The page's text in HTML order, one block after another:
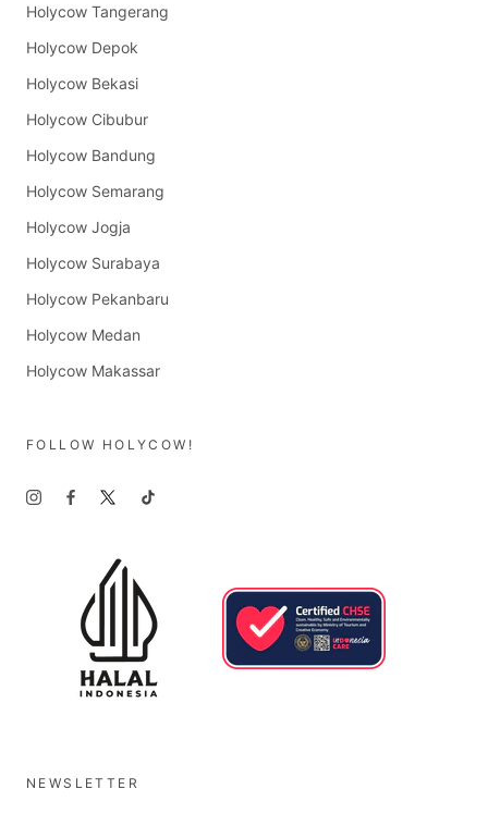
Holycow Tangerang
Holycow Depok
Holycow Bekasi
Holycow Cibubur
Holycow Bandung
Holycow Semarang
Holycow Jogja
Holycow Surabaya
Holycow Pekanbaru
Holycow Medan
Holycow Makassar
FOLLOW HOLYCOW!
NEWSLETTER